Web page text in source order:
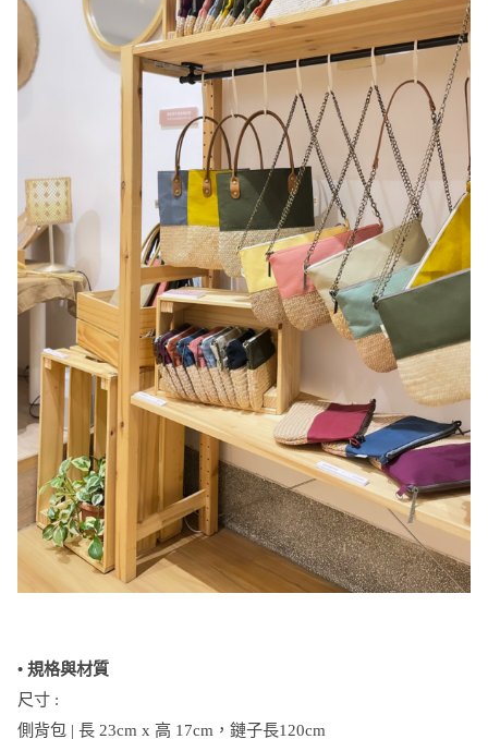
• 規格與材質
尺寸 :
側背包 | 長 23cm x 高 17cm，鏈子長120cm